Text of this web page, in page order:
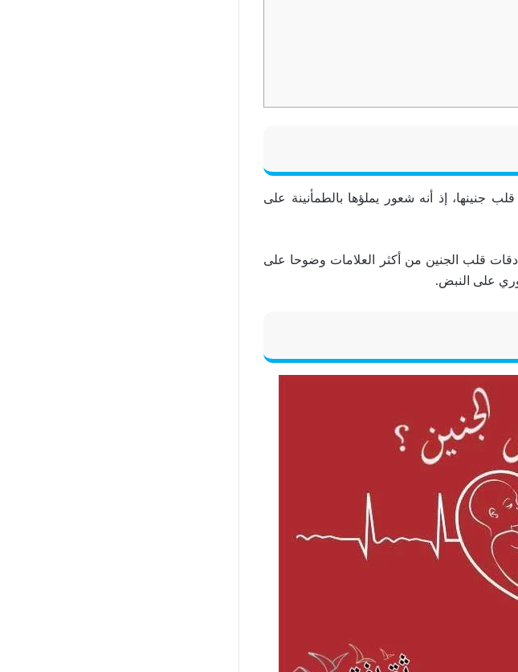
جنينها، إذ أنه شعور يملؤها بالطمأنينة على
دقات قلب الجنين من أكثر العلامات وضوحا على
على النبض.